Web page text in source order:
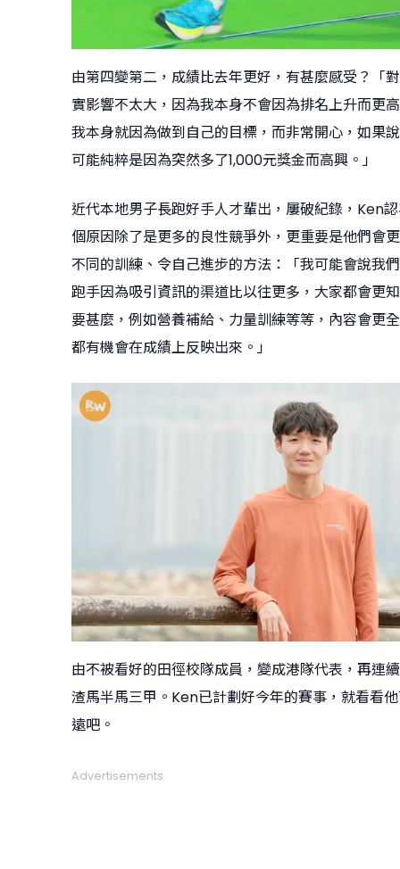
由第四變第二，成績比去年更好，有甚麼感受？「
實影響不太大，因為我本身不會因為排名上升而更
我本身就因為做到自己的目標，而非常開心，如果
可能純粹是因為突然多了1,000元獎金而高興。」
近代本地男子長跑好手人才輩出，屢破紀錄，Ken
個原因除了是更多的良性競爭外，更重要是他們會
不同的訓練、令自己進步的方法：「我可能會說我
跑手因為吸引資訊的渠道比以往更多，大家都會更
要甚麼，例如營養補給、力量訓練等等，內容會更
都有機會在成績上反映出來。」
由不被看好的田徑校隊成員，變成港隊代表，再連
渣馬半馬三甲。Ken已計劃好今年的賽事，就看看
遠吧。
Advertisements